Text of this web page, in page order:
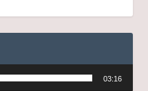
03:16